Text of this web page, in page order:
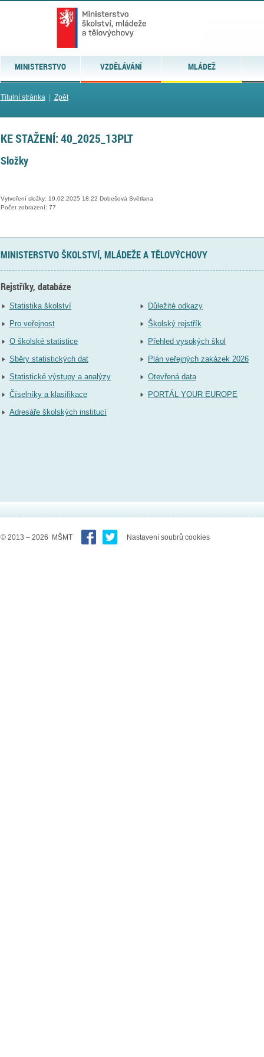
MINISTERSTVO VZDĚLÁVÁNÍ MLÁDEŽ
Titulní stránka| Zpět
KE STAŽENÍ: 40_2025_13PLT
Složky
Vytvoření složky: 19.02.2025 18:22 Dobešová Světlana
Počet zobrazení: 77
MINISTERSTVO ŠKOLSTVÍ, MLÁDEŽE A TĚLOVÝCHOVY
Rejstříky, databáze
Statistika školství
Pro veřejnost
O školské statistice
Sběry statistických dat
Statistické výstupy a analýzy
Číselníky a klasifikace
Adresáře školských institucí
Důležité odkazy
Školský rejstřík
Přehled vysokých škol
Plán veřejných zakázek 2026
Otevřená data
PORTÁL YOUR EUROPE
© 2013 – 2026 MŠMT Nastavení soubrů cookies